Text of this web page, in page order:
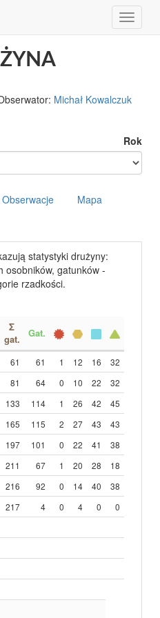
Toggle
Michał Kowalczuk
Rok
Obserwacje Mapa
statystyki drużyny:
osobników, gatunków -
rzadkości.
Σ
gat.
Gat.
61 61 1 12 16
32
81 64 0 10 22
32
133 114 1 26 42
45
165 115 2 27 43
43
197 101 0 22 41
38
211 67 1 20 28
18
216 92 0 14 40
38
217 4 0 4 0
0